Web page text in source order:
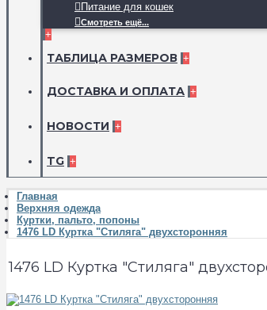
Питание для кошек
Смотреть ещё...
+
ТАБЛИЦА РАЗМЕРОВ +
ДОСТАВКА И ОПЛАТА +
НОВОСТИ +
TG +
Главная
Верхняя одежда
Куртки, пальто, попоны
1476 LD Куртка "Стиляга" двухсторонняя
1476 LD Куртка "Стиляга"